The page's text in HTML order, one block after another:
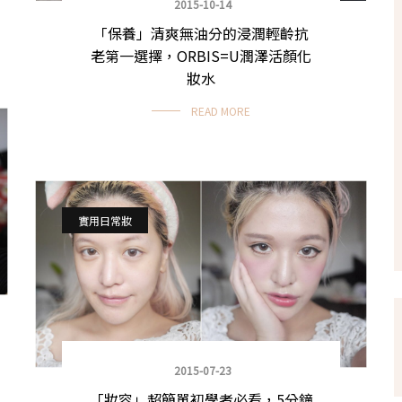
2015-10-14
「保養」清爽無油分的浸潤輕齡抗
老第一選擇，ORBIS=U潤澤活顏化
妝水
READ MORE
實用日常妝
2015-07-23